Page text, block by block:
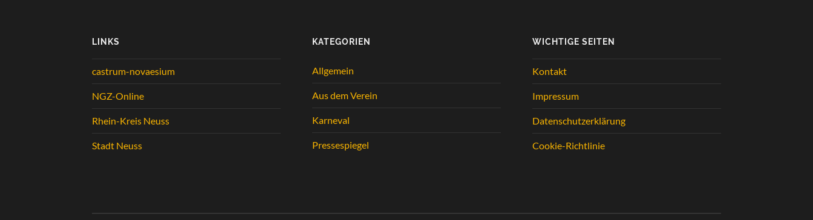
LINKS
castrum-novaesium
NGZ-Online
Rhein-Kreis Neuss
Stadt Neuss
KATEGORIEN
Allgemein
Aus dem Verein
Karneval
Pressespiegel
WICHTIGE SEITEN
Kontakt
Impressum
Datenschutzerklärung
Cookie-Richtlinie